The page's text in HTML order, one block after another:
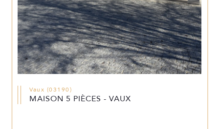
Vaux (03190)
MAISON 5 PIÈCES - VAUX